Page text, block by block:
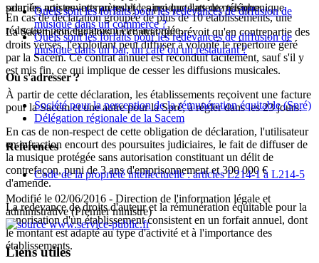
salariés, non ouverts au public, ainsi que l'attente téléphonique.
pour les artistes-interprètes et les producteurs de musique.
La Sacem conclut alors un contrat qui prévoit qu'en contrepartie des
droits versés, l'exploitant peut diffuser à volonté le répertoire géré
par la Sacem. Ce contrat annuel est reconduit tacitement, sauf s'il y
est mis fin, ce qui implique de cesser les diffusions musicales.
À partir de cette déclaration, les établissements reçoivent une facture
pour la Sacem et une autre pour la Spré, à régler dans les 23 jours.
En cas de non-respect de cette obligation de déclaration, l'utilisateur
en infraction encourt des poursuites judiciaires, le fait de diffuser de
la musique protégée sans autorisation constituant un délit de
contrefaçon, puni de 3 ans d'emprisonnement et300 000 €
d'amende.
La redevance de droits d'auteur et la rémunération équitable pour la
sonorisation d'un établissement consistent en un forfait annuel, dont
le montant est adapté au type d'activité et à l'importance des
établissements.
En cas de déclaration groupée de plus de 10 établissements, une
réduction peut également être accordée.
Quels sont les forfaits pour les redevances de diffusion de
musique dans un commerce ?
Quels sont les forfaits pour les redevances de diffusion de
musique dans un bar, un café ou un restaurant ?
Où s'adresser ?
Société pour la perception de la rémunération équitable (Spré)
Délégation régionale de la Sacem
Références
Code de la propriété intellectuelle : articles L214-1 à L214-5
Modifié le 02/06/2016 - Direction de l'information légale et
administrative (Premier ministre)
Liens utiles